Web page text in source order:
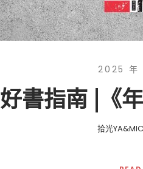
2025 年
好書指南 |《
拾光